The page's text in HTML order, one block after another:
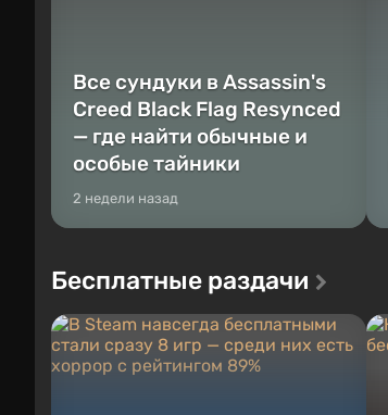
Все сундуки в Assassin's
Creed Black Flag Resynced
— где найти обычные и
особые тайники
2 недели назад
Бесплатные раздачи